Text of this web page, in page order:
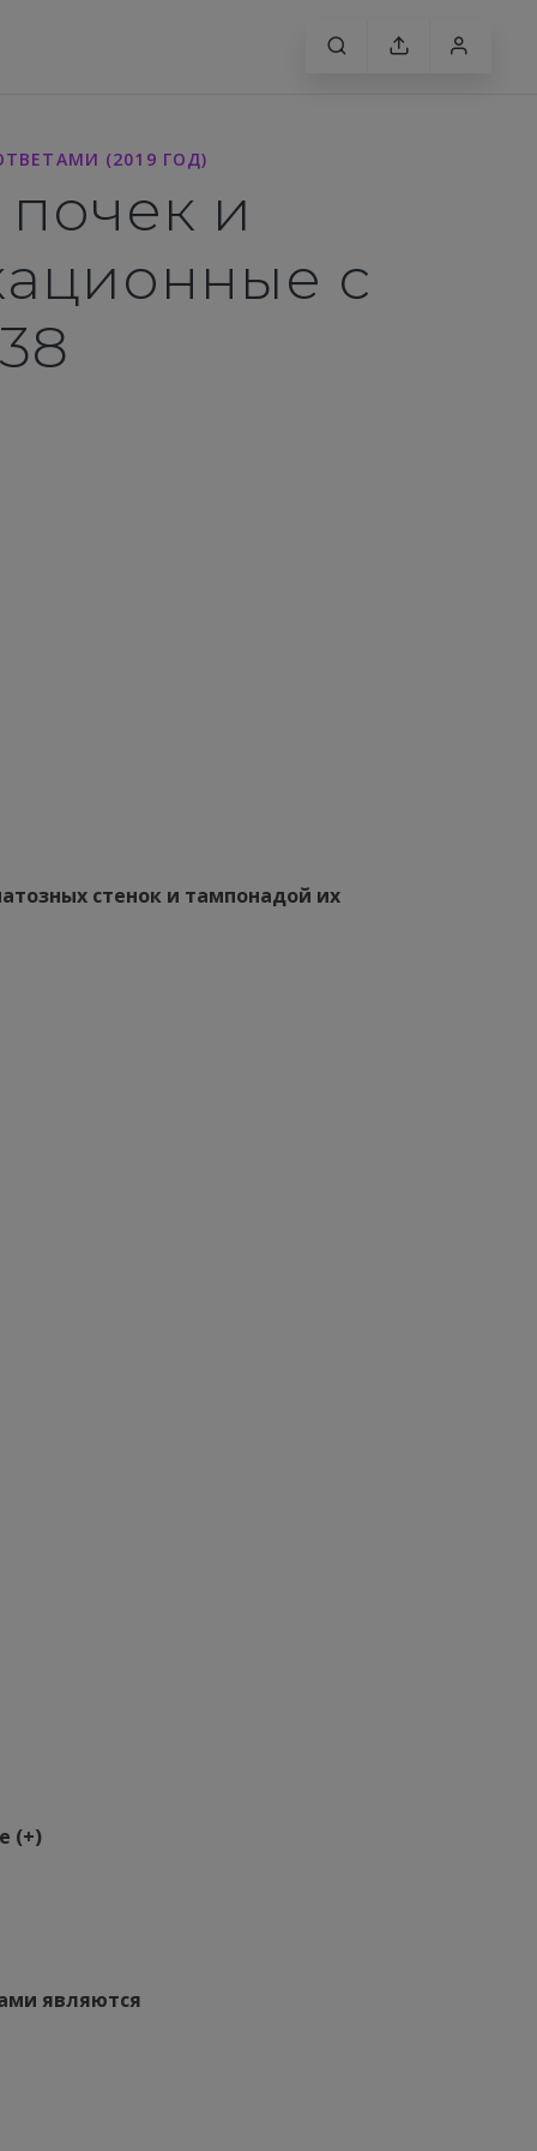
(2019 ГОД)
и
с
стенок и тампонадой их
(+)
являются